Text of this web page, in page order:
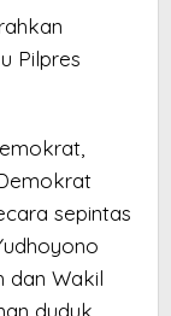
Pilpres
sepintas
dan Wakil
duduk